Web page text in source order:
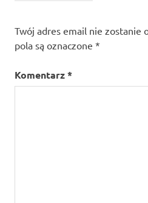
Twój adres email nie zostanie
pola są oznaczone *
Komentarz*